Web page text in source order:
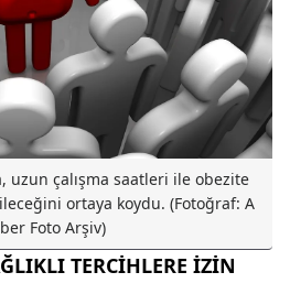
uzun çalışma saatleri ile obezite
ortaya koydu. (Fotoğraf: A
Foto Arşiv)
TERCİHLERE İZİN